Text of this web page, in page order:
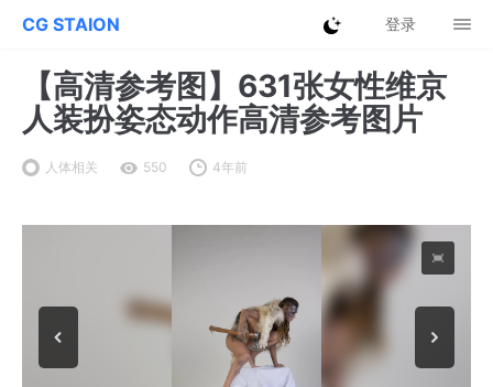
CG STAION 登录
【高清参考图】631张女性维京
人装扮姿态动作高清参考图片
人体相关 550 4年前